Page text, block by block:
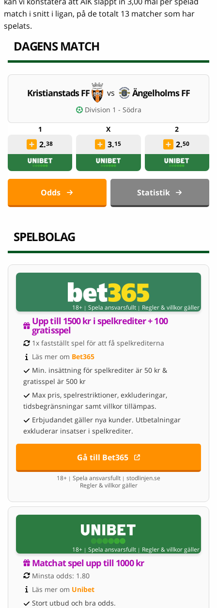
match i snitt i ligan, på de totalt 13 matcher som har
spelats.
DAGENS MATCH
Kristianstads FF vs Ängelholms FF
Division 1 - Södra
2.38 3.15 2.50
Odds Statistik
SPELBOLAG
18+ | Spela ansvarsfullt | Regler & villkor gäller
Upp till 1500 kr i spelkrediter + 100
gratisspel
1x fastställt spel för att få spelkrediterna
Läs mer om Bet365
Min. insättning för spelkrediter är 50 kr &
gratisspel är 500 kr
Max pris, spelrestriktioner, exkluderingar,
tidsbegränsningar samt villkor tillämpas.
Erbjudandet gäller nya kunder. Utbetalningar
exkluderar insatser i spelkrediter.
Gå till Bet365
18+ | Spela ansvarsfullt | stodlinjen.se
Regler & villkor gäller
18+ | Spela ansvarsfullt | Regler & villkor gäller
Matchat spel upp till 1000 kr
Minsta odds: 1.80
Läs mer om Unibet
Stort utbud och bra odds.